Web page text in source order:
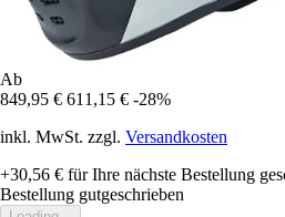
Ab
849,95 € 611,15 € -28%
inkl. MwSt. zzgl. Versandkosten
+30,56 € für Ihre nächste Bestellung
Bestellung gutgeschrieben